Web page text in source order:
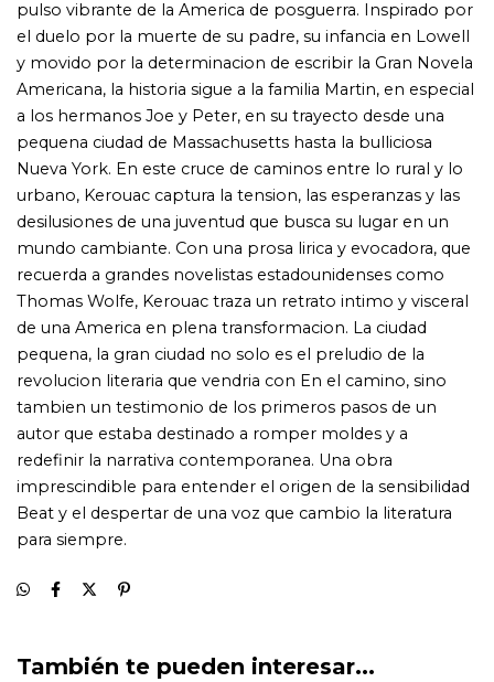
tambien un testimonio de los primeros pasos de un
autor que estaba destinado a romper moldes y a
redefinir la narrativa contemporanea. Una obra
imprescindible para entender el origen de la sensibilidad
Beat y el despertar de una voz que cambio la literatura
para siempre.
También te pueden interesar...